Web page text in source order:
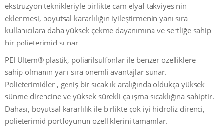
ekstrüzyon teknikleriyle birlikte cam elyaf takviyesinin
eklenmesi, boyutsal kararlılığın iyileştirmenin yanı sıra
kullanıcılara daha yüksek çekme dayanımına ve sertliğe sahip
bir polieterimid sunar.
PEI Ultem® plastik, poliarilsülfonlar ile benzer özelliklere
sahip olmanın yanı sıra önemli avantajlar sunar.
Polieterimidler , geniş bir sıcaklık aralığında oldukça yüksek
sünme direncine ve yüksek sürekli çalışma sıcaklığına sahiptir.
Dahası, boyutsal kararlılık ile birlikte çok iyi hidroliz direnci,
polieterimid portföyünün özelliklerini tamamlar.